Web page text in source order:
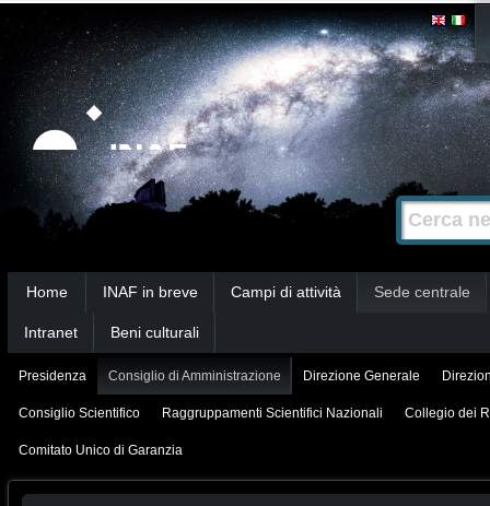
Strumenti
personali
Salta
contenuti.
|
Salta
alla
navigazione
Cerca nel
Ricerca
avanzata…
Home INAF in breve Campi di attività Sede centrale
Intranet Beni culturali
Presidenza Consiglio di Amministrazione Direzione Generale
Consiglio Scientifico Raggruppamenti Scientifici Nazionali Collegio dei
Comitato Unico di Garanzia